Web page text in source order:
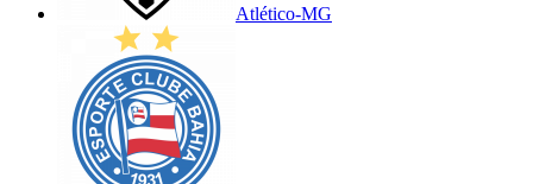
Atlético-MG